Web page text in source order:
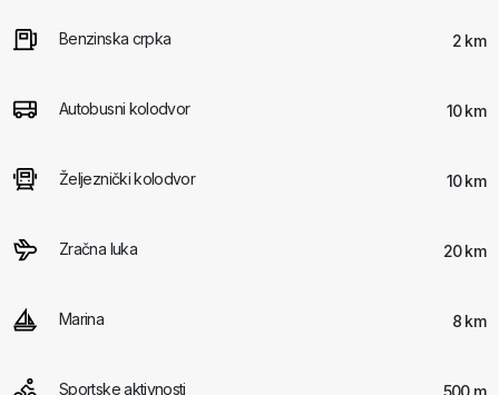
Benzinska crpka 2 km
Autobusni kolodvor 10 km
Željeznički kolodvor 10 km
Zračna luka 20 km
Marina 8 km
Sportske aktivnosti 500 m